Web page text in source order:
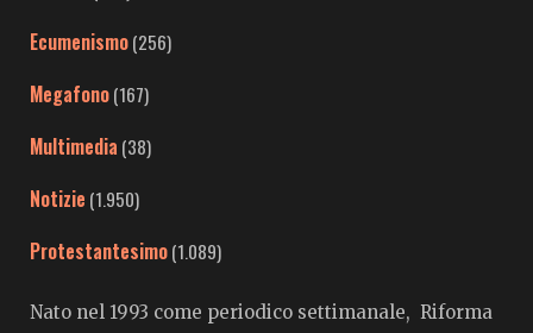
Ecumenismo(256)
Megafono(167)
Multimedia (38)
Notizie (1.950)
Protestantesimo(1.089)
Nato nel 1993 come periodico settimanale, Riforma